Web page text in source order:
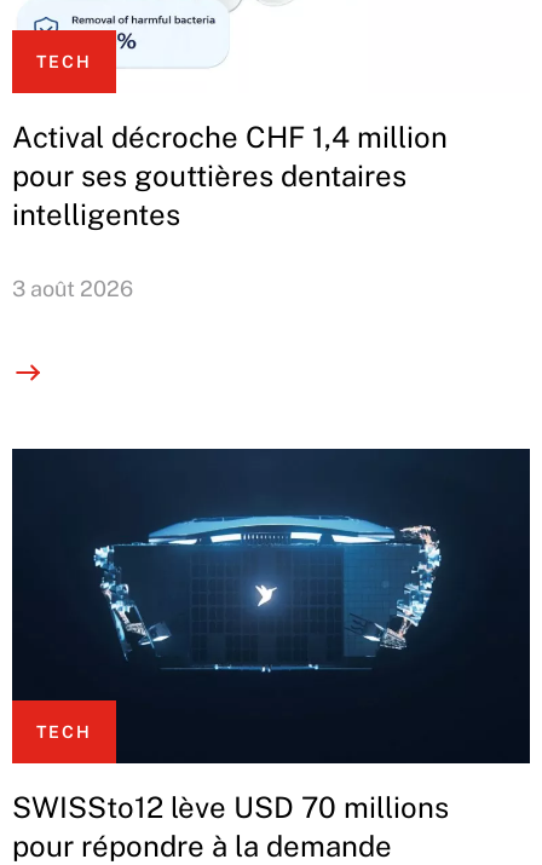
TECH
Actival décroche CHF 1,4 million
pour ses gouttières dentaires
intelligentes
3 août 2026
TECH
SWISSto12 lève USD 70 millions
pour répondre à la demande